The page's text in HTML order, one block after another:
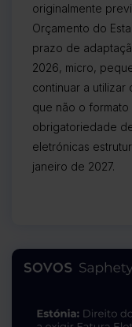
originalmente
Orçamento do
prazo de
2026, micro,
continuar a utilizar
que não o formato
obrigatoriedade
eletrónicas
janeiro de 2027.